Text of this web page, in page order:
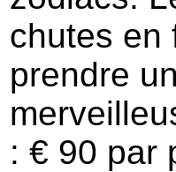
chutes en
prendre
: € 90 par